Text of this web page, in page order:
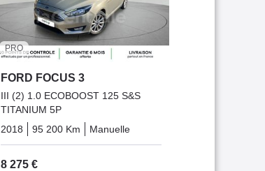
PRO
FORD FOCUS 3
III (2) 1.0 ECOBOOST 125 S&S
TITANIUM 5P
2018
95 200 Km Manuelle
8 275 €